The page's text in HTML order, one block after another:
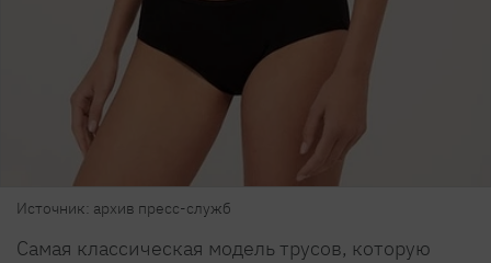
Источник: архив пресс-служб
Самая классическая модель трусов, которую